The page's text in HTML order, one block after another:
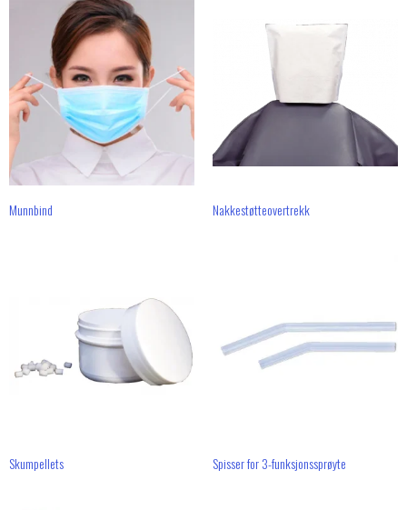
Munnbind Nakkestøtteovertrekk
Skumpellets Spisser for 3-funksjonssprøyte